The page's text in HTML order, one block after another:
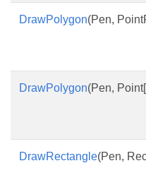
DrawPolygon(Pen,
DrawPolygon(Pen,
DrawRectangle(Pen,